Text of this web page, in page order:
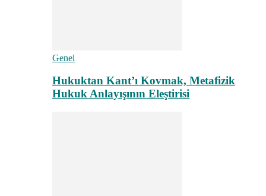
Genel
Hukuktan Kant’ı Kovmak, Metafizik
Hukuk Anlayışının Eleştirisi